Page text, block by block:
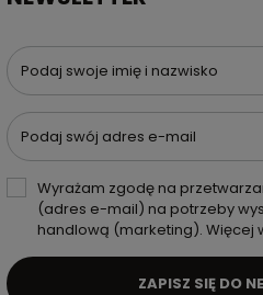
Podaj swoje imię i nazwisko
Podaj swój adres e-mail
Wyrażam zgodę na
(adres e-mail) na potrzeby
handlową (marketing). Więcej
ZAPISZ SIĘ DO